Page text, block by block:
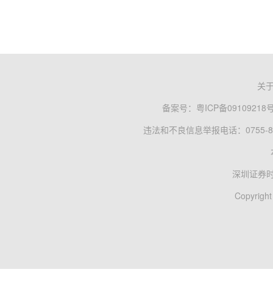
关
备案号： 粤ICP备09109218
违法和不良信息举报电话：0755-
深圳证券